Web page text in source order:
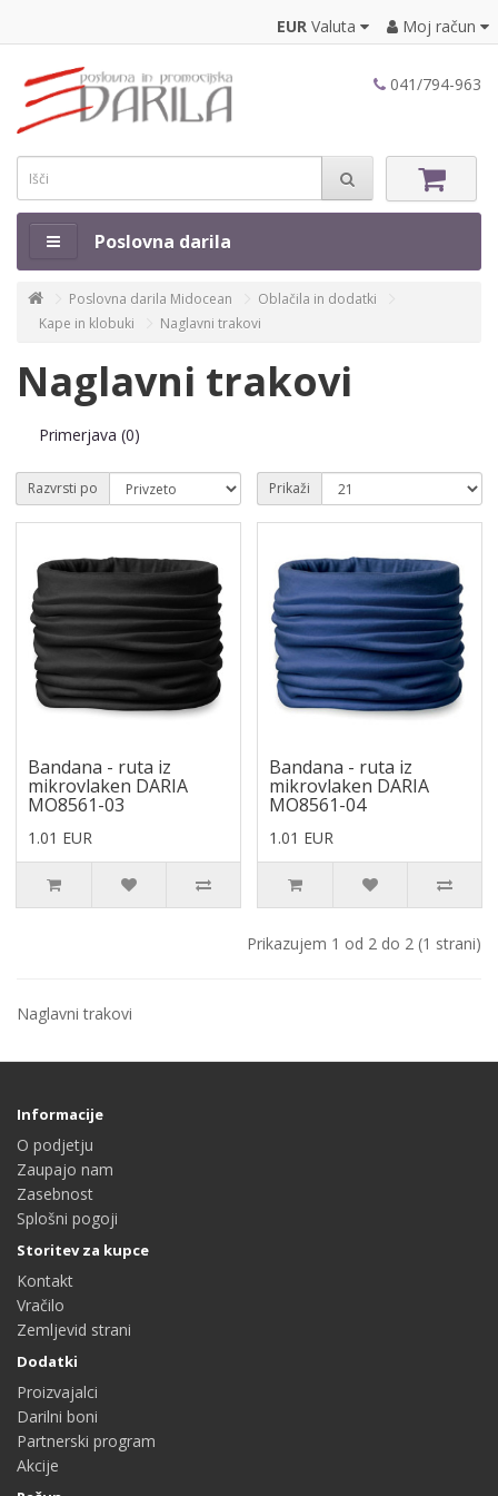
EUR Valuta Moj račun
041/794-963
Poslovna darila
Poslovna darila Midocean
Oblačila in dodatki
Kape in klobuki
Naglavni trakovi
Naglavni trakovi
Primerjava (0)
Razvrsti po Prikaži
Bandana - ruta iz
mikrovlaken DARIA
MO8561-03
1.01 EUR
Bandana - ruta iz
mikrovlaken DARIA
MO8561-04
1.01 EUR
Prikazujem 1 od 2 do 2 (1 strani)
Naglavni trakovi
Informacije
O podjetju
Zaupajo nam
Zasebnost
Splošni pogoji
Storitev za kupce
Kontakt
Vračilo
Zemljevid strani
Dodatki
Proizvajalci
Darilni boni
Partnerski program
Akcije